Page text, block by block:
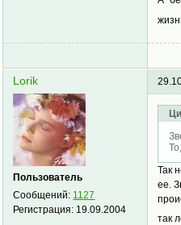
Lorik
Пользователь
Сообщений: 1127
Регистрация: 19.09.2004
Так
ее.
так